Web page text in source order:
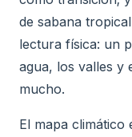
de sabana
lectura física: un
agua, los valles y
mucho.
El mapa climático